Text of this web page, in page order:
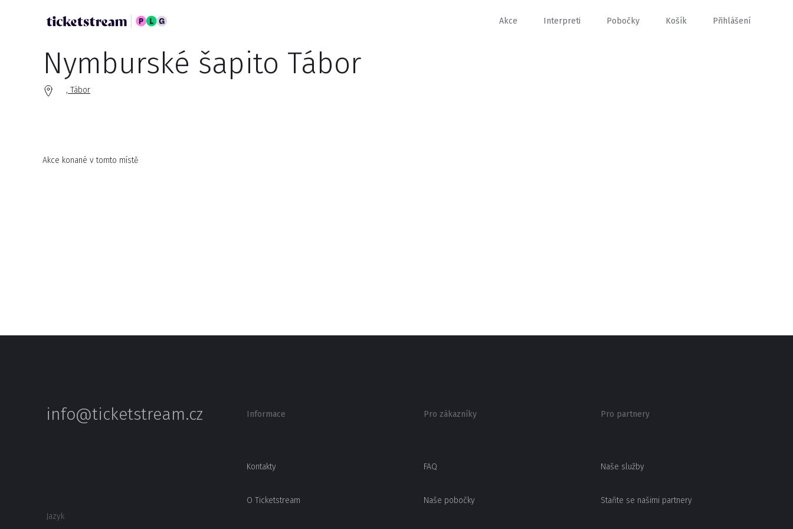
Akce Interpreti Pobočky Košík Přihlášení
Nymburské šapito Tábor
, Tábor
Akce konané v tomto místě
info@ticketstream.cz
Jazyk
Informace
Kontakty
O Ticketstream
Pro zákazníky
FAQ
Naše pobočky
Pro partnery
Naše služby
Staňte se našimi partnery